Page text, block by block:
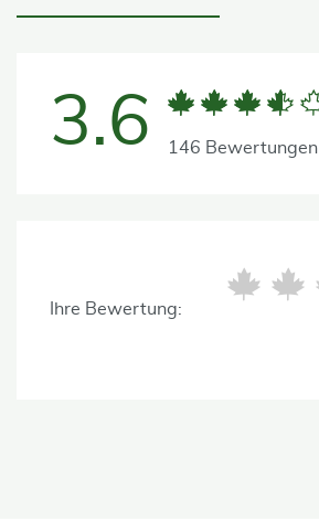
3.6 146 Bewertungen
Ihre Bewertung: